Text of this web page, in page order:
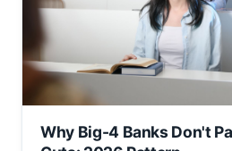
Why Big-4 Banks Don't